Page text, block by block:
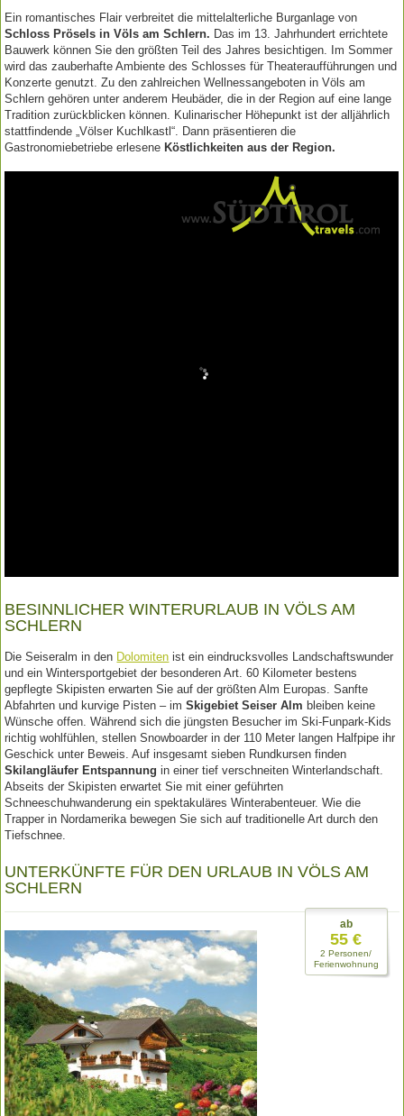
Ein romantisches Flair verbreitet die mittelalterliche Burganlage von
Schloss Prösels in Völs am Schlern. Das im 13. Jahrhundert errichtete
Bauwerk können Sie den größten Teil des Jahres besichtigen. Im Sommer
wird das zauberhafte Ambiente des Schlosses für Theateraufführungen und
Konzerte genutzt. Zu den zahlreichen Wellnessangeboten in Völs am
Schlern gehören unter anderem Heubäder, die in der Region auf eine lange
Tradition zurückblicken können. Kulinarischer Höhepunkt ist der alljährlich
stattfindende „Völser Kuchlkastl“. Dann präsentieren die
Gastronomiebetriebe erlesene Köstlichkeiten aus der Region.
BESINNLICHER WINTERURLAUB IN VÖLS AM
SCHLERN
Die Seiseralm in den Dolomiten ist ein eindrucksvolles Landschaftswunder
und ein Wintersportgebiet der besonderen Art. 60 Kilometer bestens
gepflegte Skipisten erwarten Sie auf der größten Alm Europas. Sanfte
Abfahrten und kurvige Pisten – imSkigebiet Seiser Alm bleiben keine
Wünsche offen. Während sich die jüngsten Besucher im Ski-Funpark-Kids
richtig wohlfühlen, stellen Snowboarder in der 110 Meter langen Halfpipe ihr
Geschick unter Beweis. Auf insgesamt sieben Rundkursen finden
Skilangläufer Entspannung in einer tief verschneiten Winterlandschaft.
Abseits der Skipisten erwartet Sie mit einer geführten
Schneeschuhwanderung ein spektakuläres Winterabenteuer. Wie die
Trapper in Nordamerika bewegen Sie sich auf traditionelle Art durch den
Tiefschnee.
UNTERKÜNFTE FÜR DEN URLAUB IN VÖLS AM
SCHLERN
ab
55 €
2 Personen/
Ferienwohnung